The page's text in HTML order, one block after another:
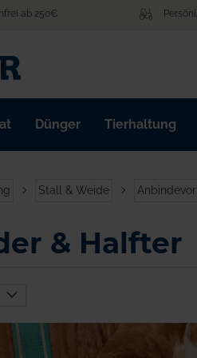
ab 250€
Dünger Tierhaltung
Stall & Weide
& Halfter